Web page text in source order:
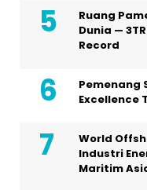
Ruang
Dunia —
Record
Pemenang
Excellence
World
Industri
Maritim